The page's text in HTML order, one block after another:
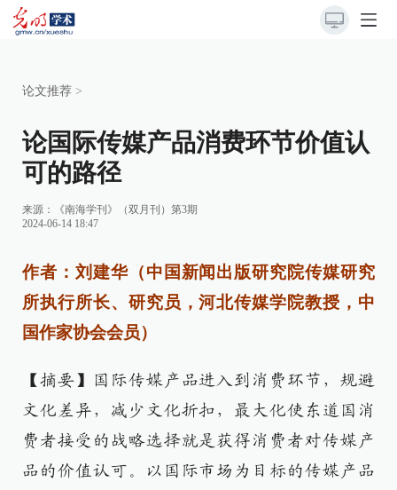
论文推荐 >
论国际传媒产品消费环节价值认
可的路径
来源：《南海学刊》（双月刊）第3期
2024-06-14 18:47
作者：刘建华（中国新闻出版研究院传媒研究
所执行所长、研究员，河北传媒学院教授，中
国作家协会会员）
【摘要】国际传媒产品进入到消费环节，规避
文化差异，减少文化折扣，最大化使东道国消
费者接受的战略选择就是获得消费者对传媒产
品的价值认可。以国际市场为目标的传媒产品